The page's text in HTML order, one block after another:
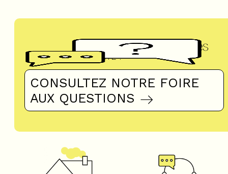
Questions fréquentes
UN DOUTE ?
CONSULTEZ NOTRE FOIRE
AUX QUESTIONS